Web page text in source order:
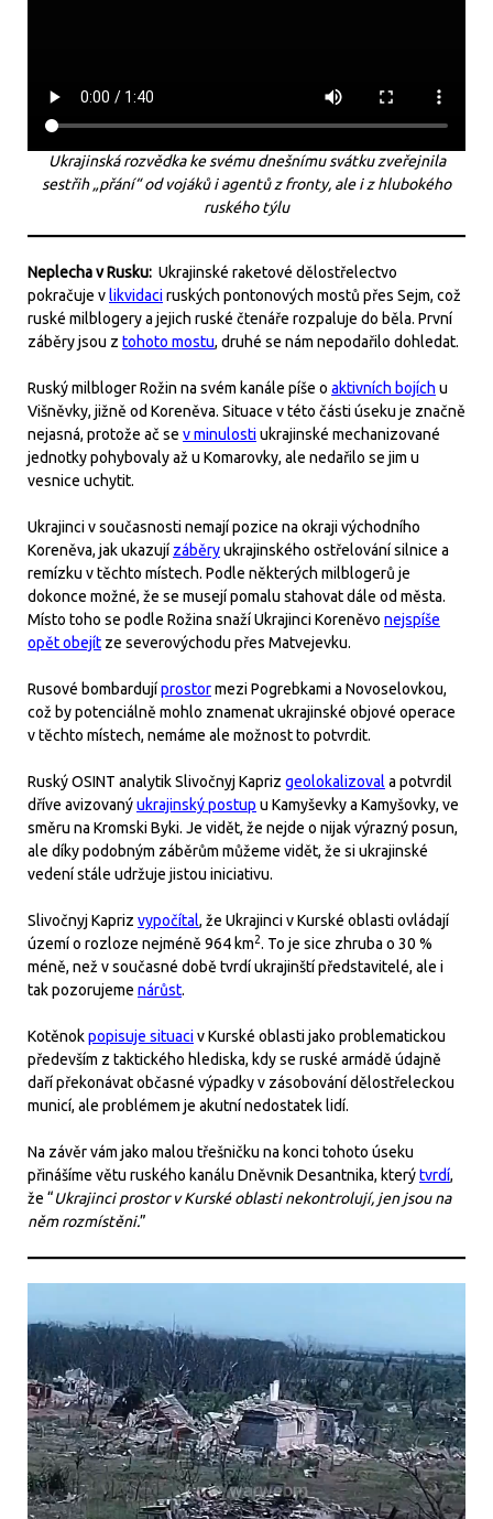
Ukrajinská rozvědka ke svému dnešnímu svátku zveřejnila
sestřih „přání“ od vojáků i agentů z fronty, ale i z hlubokého
ruského týlu
Neplecha v Rusku: Ukrajinské raketové dělostřelectvo
pokračuje vlikvidaciruských pontonových mostů přes Sejm, což
ruské milblogery a jejich ruské čtenáře rozpaluje do běla. První
záběry jsou z tohoto mostu, druhé se nám nepodařilo dohledat.
Ruský milbloger Rožin na svém kanále píše o aktivních bojích u
Višněvky, jižně od Koreněva. Situace v této části úseku je značně
nejasná, protože ač se v minulostiukrajinské mechanizované
jednotky pohybovaly až u Komarovky, ale nedařilo se jim u
vesnice uchytit.
Ukrajinci v současnosti nemají pozice na okraji východního
Koreněva, jak ukazují záběryukrajinského ostřelování silnice a
remízku v těchto místech. Podle některých milblogerů je
dokonce možné, že se musejí pomalu stahovat dále od města.
Místo toho se podle Rožina snaží Ukrajinci Koreněvo nejspíše
opět obejít ze severovýchodu přes Matvejevku.
Rusové bombardujíprostormezi Pogrebkami a Novoselovkou,
což by potenciálně mohlo znamenat ukrajinské objové operace
v těchto místech, nemáme ale možnost to potvrdit.
Ruský OSINT analytik Slivočnyj Kapriz geolokalizoval a potvrdil
dříve avizovanýukrajinský postup u Kamyševky a Kamyšovky, ve
směru na Kromski Byki. Je vidět, že nejde o nijak výrazný posun,
ale díky podobným záběrům můžeme vidět, že si ukrajinské
vedení stále udržuje jistou iniciativu.
Slivočnyj Kapriz vypočítal, že Ukrajinci v Kurské oblasti ovládají
území o rozloze nejméně 964 km2. To je sice zhruba o 30 %
méně, než v současné době tvrdí ukrajinští představitelé, ale i
tak pozorujeme nárůst.
Kotěnokpopisuje situaciv Kurské oblasti jako problematickou
především z taktického hlediska, kdy se ruské armádě údajně
daří překonávat občasné výpadky v zásobování dělostřeleckou
municí, ale problémem je akutní nedostatek lidí.
Na závěr vám jako malou třešničku na konci tohoto úseku
přinášíme větu ruského kanálu Dněvnik Desantnika, kterýtvrdí,
že “Ukrajinci prostor v Kurské oblasti nekontrolují, jen jsou na
něm rozmístěni.”